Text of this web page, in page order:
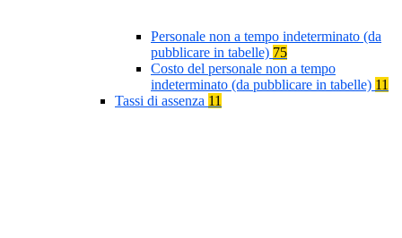
Personale non a tempo indeterminato (da
pubblicare in tabelle) 75
Costo del personale non a tempo
indeterminato (da pubblicare in tabelle) 11
Tassi di assenza 11